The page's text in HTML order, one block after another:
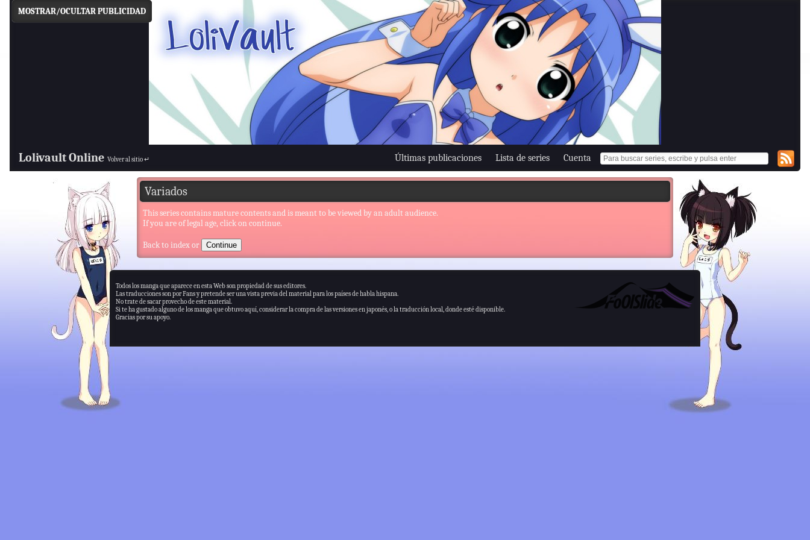
Últimas publicaciones Lista de series Cuenta
Lolivault Online Volver al sitio ↵
Variados
This series contains mature contents and is meant to be viewed by an adult audience.
If you are of legal age, click on continue.
Back to indexor
MOSTRAR/OCULTAR PUBLICIDAD
Todos los manga que aparece en esta Web son propiedad de sus editores.
Las traducciones son por Fans y pretende ser una vista previa del material para los países de habla hispana.
No trate de sacar provecho de este material.
Si te ha gustado alguno de los manga que obtuvo aquí, considerar la compra de las versiones en japonés, o la traducción local, donde esté disponible.
Gracias por su apoyo.